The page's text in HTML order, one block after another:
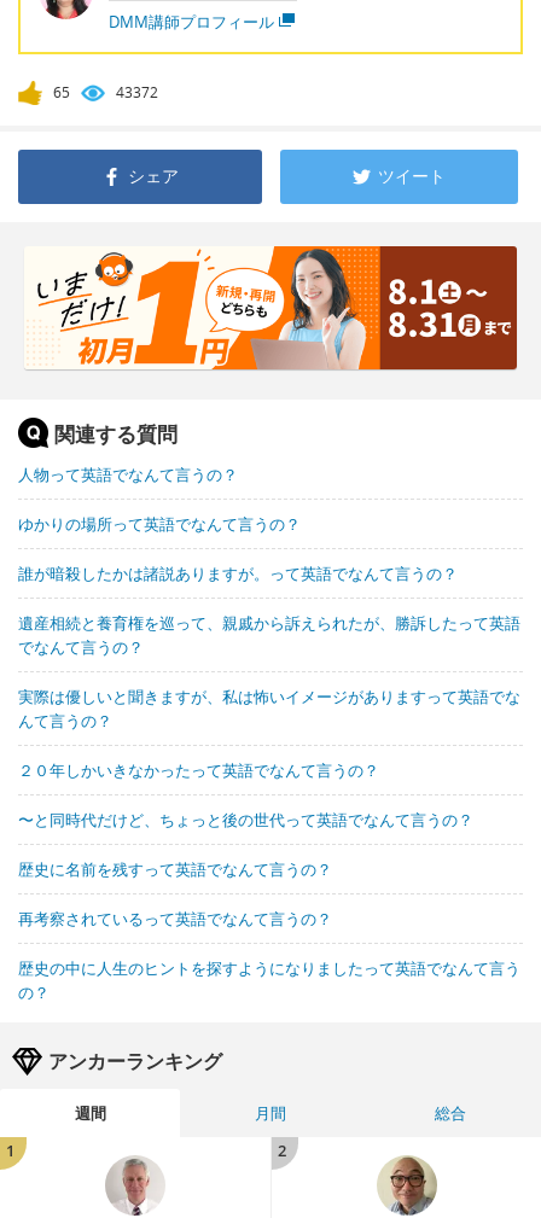
DMM講師プロフィール
65 43372
シェア ツイート
関連する質問
人物って英語でなんて言うの？
ゆかりの場所って英語でなんて言うの？
誰が暗殺したかは諸説ありますが。って英語でなんて言うの？
遺産相続と養育権を巡って、親戚から訴えられたが、勝訴したって英語
でなんて言うの？
実際は優しいと聞きますが、私は怖いイメージがありますって英語でな
んて言うの？
２０年しかいきなかったって英語でなんて言うの？
〜と同時代だけど、ちょっと後の世代って英語でなんて言うの？
歴史に名前を残すって英語でなんて言うの？
再考察されているって英語でなんて言うの？
歴史の中に人生のヒントを探すようになりましたって英語でなんて言う
の？
アンカーランキング
週間 月間
総合
1
2